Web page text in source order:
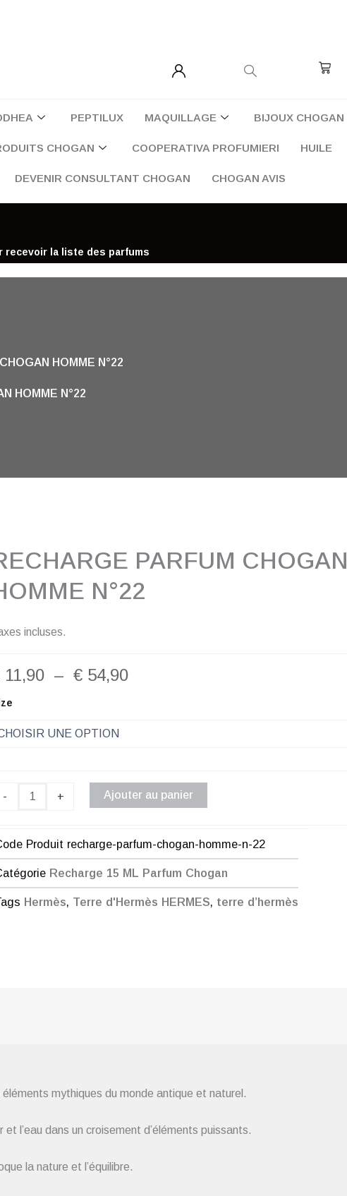
Cart
PEPTILUX MAQUILLAGE BIJOUX CHOGAN
CHOGAN COOPERATIVA PROFUMIERI HUILE
DEVENIR CONSULTANT CHOGAN CHOGAN AVIS
recevoir la liste des parfums
HOMME N°22
HOMME N°22
PARFUM CHOGAN
N°22
incluses.
11,90 – € 54,90Plage
à
€ 54,90
- + Ajouter au panier
Produit recharge-parfum-chogan-homme-n-22
Recharge 15 ML Parfum Chogan
Hermès, Terre d'Hermès HERMES, terre d’hermès
mythiques du monde antique et naturel.
l’eau dans un croisement d’éléments puissants.
la nature et l’équilibre.